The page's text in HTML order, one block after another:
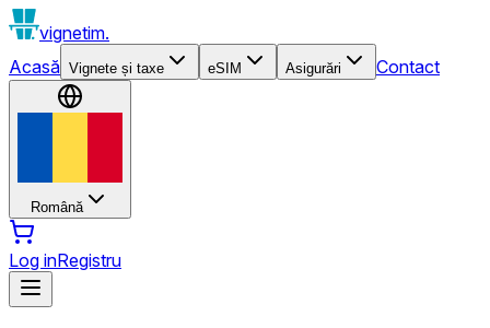
vignetim.
Acasă Vignete și taxe eSIM Asigurări Contact
Română
Log inRegistru